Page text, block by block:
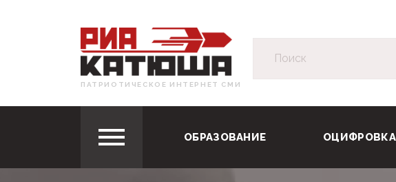
ПАТРИОТИЧЕСКОЕ ИНТЕРНЕТ СМИ
ОБРАЗОВАНИЕ ОЦИФРОВКА